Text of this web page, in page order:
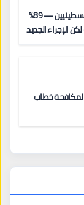
بلجيكا: الأولى أوروبياً في استقبال الفلسطينيين — 89%
و5,332 طلباً في 2024 — لكن الإجراء الجديد
لمكافحة خطاب